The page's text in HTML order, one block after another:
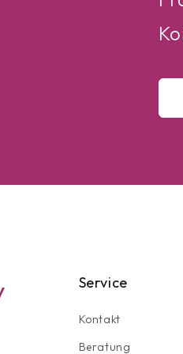
Service
Kontakt
Beratung